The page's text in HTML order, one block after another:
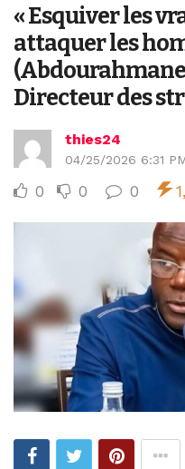
« Esquiver les
attaquer les
Directeur des
thies24
04/25/2026 6:31
0 0 0